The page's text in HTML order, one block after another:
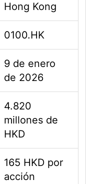
Hong Kong
0100.HK
9 de enero
de 2026
4.820
millones de
HKD
165 HKD por
acción